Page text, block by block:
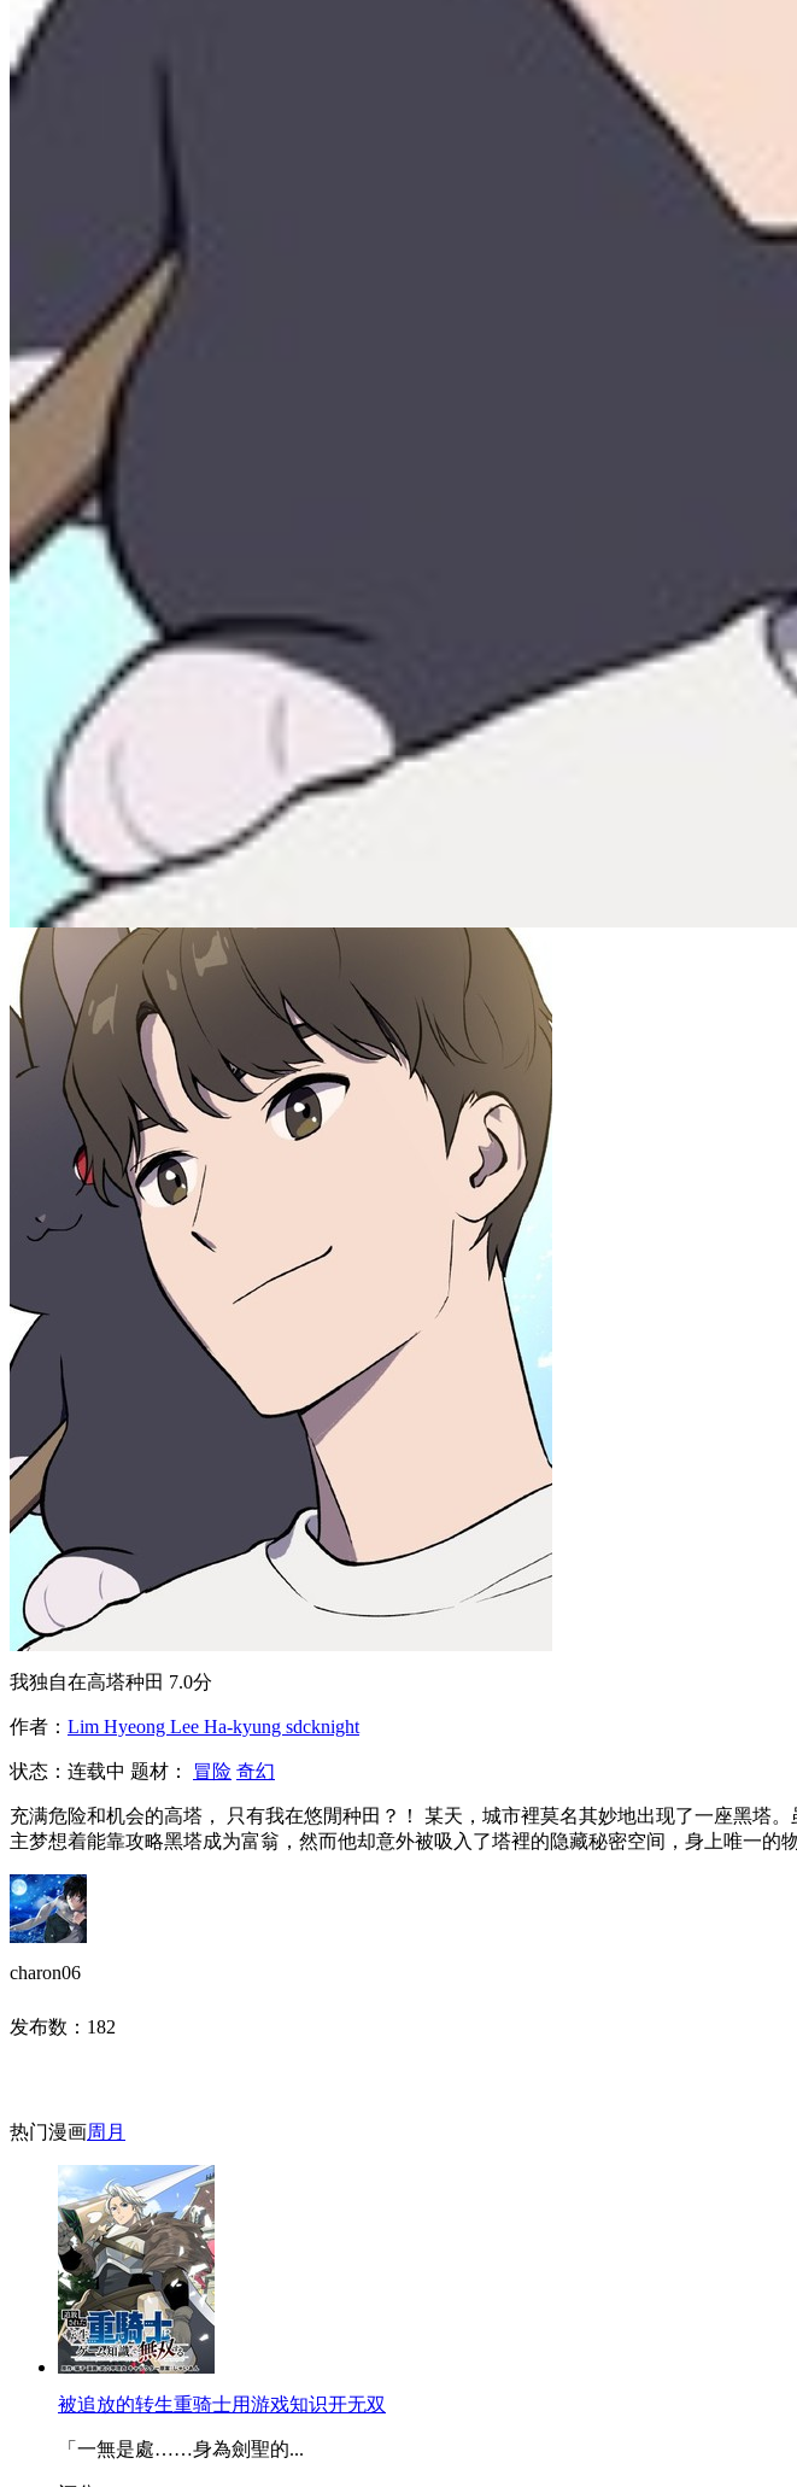
我独自在高塔种田 7.0分
作者： Lim Hyeong Lee Ha-kyung sdcknight
状态： 连载中 题材： 冒险 奇幻
充满危险和机会的高塔， 只有我在悠閒种田？！ 某天，城市裡莫名其妙地出现了一座黑塔
主梦想着能靠攻略黑塔成为富翁，然而他却意外被吸入了塔裡的隐藏秘密空间，身上唯一的
charon06
发布数： 182
热门漫画周 月
被追放的转生重骑士用游戏知识开无双
「一無是處……身為劍聖的...